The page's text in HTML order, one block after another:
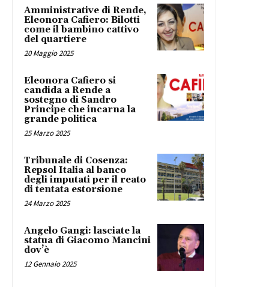
Amministrative di Rende,
Eleonora Cafiero: Bilotti
come il bambino cattivo
del quartiere
20 Maggio 2025
Eleonora Cafiero si
candida a Rende a
sostegno di Sandro
Principe che incarna la
grande politica
25 Marzo 2025
Tribunale di Cosenza:
Repsol Italia al banco
degli imputati per il reato
di tentata estorsione
24 Marzo 2025
Angelo Gangi: lasciate la
statua di Giacomo Mancini
dov’è
12 Gennaio 2025